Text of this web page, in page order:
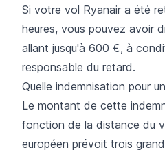
Si votre vol Ryanair a été
heures, vous pouvez avoir
allant jusqu'à 600 €, à
responsable du retard.
Quelle indemnisation pour
Le montant de cette
fonction de la distance du
européen prévoit trois